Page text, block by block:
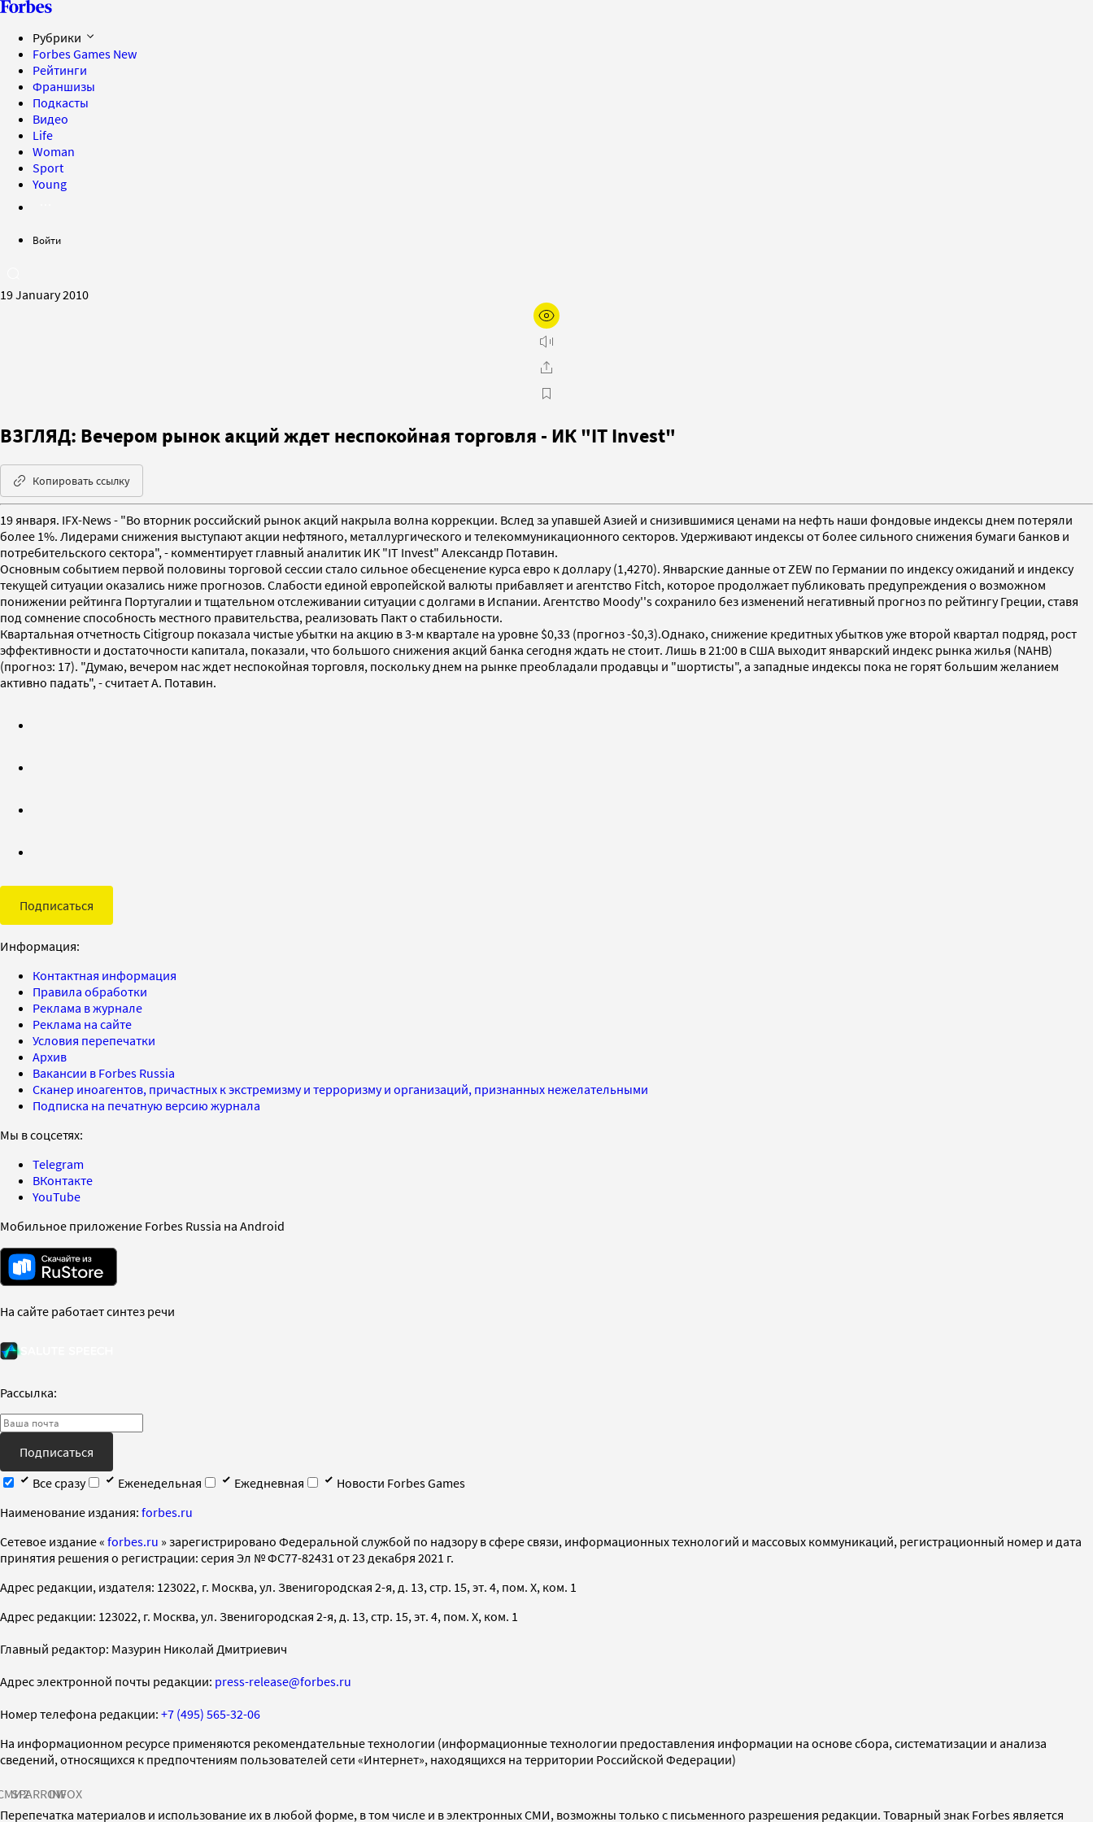
Рубрики
Forbes Games New
Рейтинги
Франшизы
Подкасты
Видео
Life
Woman
Sport
Young
Войти
19 January 2010
ВЗГЛЯД: Вечером рынок акций ждет неспокойная торговля - ИК "IT Invest"
Копировать ссылку
19 января. IFX-News - "Во вторник российский рынок акций накрыла волна коррекции. Вслед за упавшей Азией и снизившимися ценами на нефть наши фондовые индексы днем потеряли
более 1%. Лидерами снижения выступают акции нефтяного, металлургического и телекоммуникационного секторов. Удерживают индексы от более сильного снижения бумаги банков и
потребительского сектора", - комментирует главный аналитик ИК "IT Invest" Александр Потавин.
Основным событием первой половины торговой сессии стало сильное обесценение курса евро к доллару (1,4270). Январские данные от ZEW по Германии по индексу ожиданий и индексу
текущей ситуации оказались ниже прогнозов. Слабости единой европейской валюты прибавляет и агентство Fitch, которое продолжает публиковать предупреждения о возможном
понижении рейтинга Португалии и тщательном отслеживании ситуации с долгами в Испании. Агентство Moody''s сохранило без изменений негативный прогноз по рейтингу Греции, ставя
под сомнение способность местного правительства, реализовать Пакт о стабильности.
Квартальная отчетность Citigroup показала чистые убытки на акцию в 3-м квартале на уровне $0,33 (прогноз -$0,3).Однако, снижение кредитных убытков уже второй квартал подряд, рост
эффективности и достаточности капитала, показали, что большого снижения акций банка сегодня ждать не стоит. Лишь в 21:00 в США выходит январский индекс рынка жилья (NAHB)
(прогноз: 17). "Думаю, вечером нас ждет неспокойная торговля, поскольку днем на рынке преобладали продавцы и "шортисты", а западные индексы пока не горят большим желанием
активно падать", - считает А. Потавин.
Подписаться
Информация:
Контактная информация
Правила обработки
Реклама в журнале
Реклама на сайте
Условия перепечатки
Архив
Вакансии в Forbes Russia
Сканер иноагентов, причастных к экстремизму и терроризму и организаций, признанных нежелательными
Подписка на печатную версию журнала
Мы в соцсетях:
Telegram
ВКонтакте
YouTube
Мобильное приложение Forbes Russia на Android
На сайте работает синтез речи
Рассылка:
Подписаться
Все сразу
Еженедельная Ежедневная
Новости Forbes Games
Наименование издания: forbes.ru
Cетевое издание « forbes.ru » зарегистрировано Федеральной службой по надзору в сфере связи, информационных технологий и массовых коммуникаций, регистрационный номер и дата
принятия решения о регистрации: серия Эл № ФС77-82431 от 23 декабря 2021 г.
Адрес редакции, издателя: 123022, г. Москва, ул. Звенигородская 2-я, д. 13, стр. 15, эт. 4, пом. X, ком. 1
Адрес редакции: 123022, г. Москва, ул. Звенигородская 2-я, д. 13, стр. 15, эт. 4, пом. X, ком. 1
Главный редактор: Мазурин Николай Дмитриевич
Адрес электронной почты редакции: press-release@forbes.ru
Номер телефона редакции: +7 (495) 565-32-06
На информационном ресурсе применяются рекомендательные технологии (информационные технологии предоставления информации на основе сбора, систематизации и анализа
сведений, относящихся к предпочтениям пользователей сети «Интернет», находящихся на территории Российской Федерации)
SPARROWINFOX
Перепечатка материалов и использование их в любой форме, в том числе и в электронных СМИ, возможны только с письменного разрешения редакции. Товарный знак Forbes является